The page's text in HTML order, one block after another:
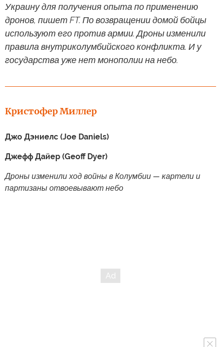
Украину для получения опыта по применению
дронов, пишет FT. По возвращении домой бойцы
используют его против армии. Дроны изменили
правила внутриколумбийского конфликта. И у
государства уже нет монополии на небо.
Кристофер Миллер
Джо Дэниелс (Joe Daniels)
Джефф Дайер (Geoff Dyer)
Дроны изменили ход войны в Колумбии — картели и
партизаны отвоевывают небо